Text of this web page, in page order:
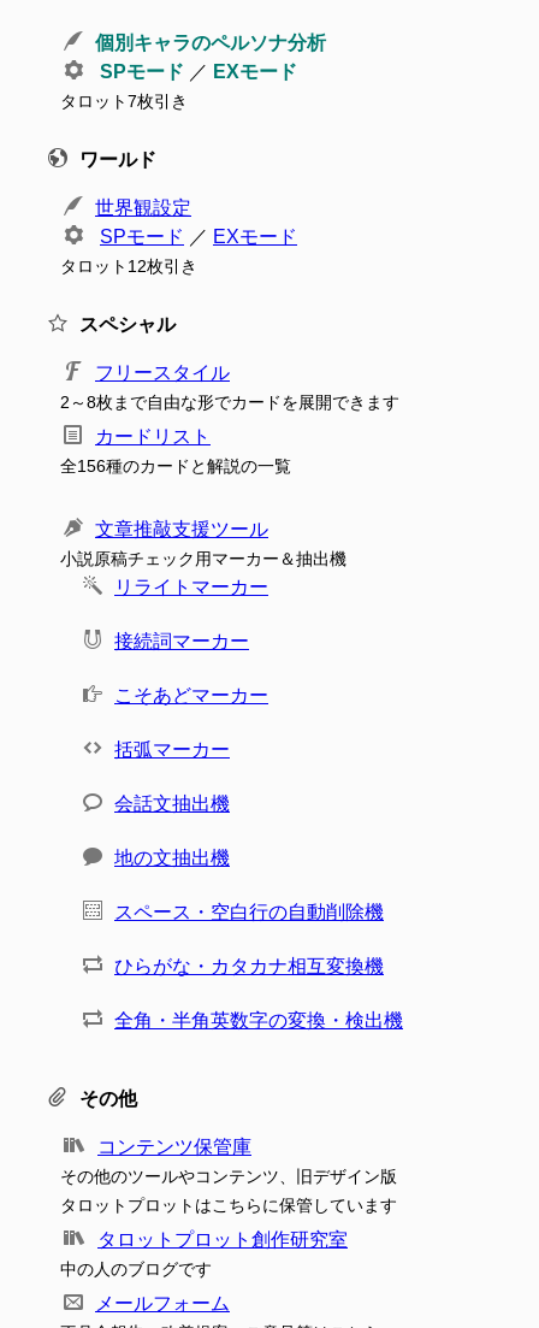
個別キャラのペルソナ分析
SPモード ／ EXモード
タロット7枚引き
ワールド
世界観設定
SPモード ／ EXモード
タロット12枚引き
スペシャル
フリースタイル
2～8枚まで自由な形でカードを展開できます
カードリスト
全156種のカードと解説の一覧
文章推敲支援ツール
小説原稿チェック用マーカー＆抽出機
リライトマーカー
接続詞マーカー
こそあどマーカー
括弧マーカー
会話文抽出機
地の文抽出機
スペース・空白行の自動削除機
ひらがな・カタカナ相互変換機
全角・半角英数字の変換・検出機
その他
コンテンツ保管庫
その他のツールやコンテンツ、旧デザイン版
タロットプロットはこちらに保管しています
タロットプロット創作研究室
中の人のブログです
メールフォーム